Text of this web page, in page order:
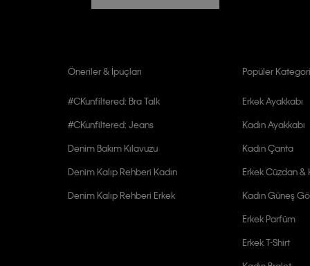
Öneriler & İpuçları
#CKunfiltered: Bra Talk
#CKunfiltered: Jeans
Denim Bakım Kılavuzu
Denim Kalıp Rehberi Kadın
Denim Kalıp Rehberi Erkek
Popüler
Erkek Ayakkabı
Kadın Ayakkabı
Kadın Çanta
Erkek Cüzdan &
Kadın Güneş
Erkek Parfüm
Erkek T-Shirt